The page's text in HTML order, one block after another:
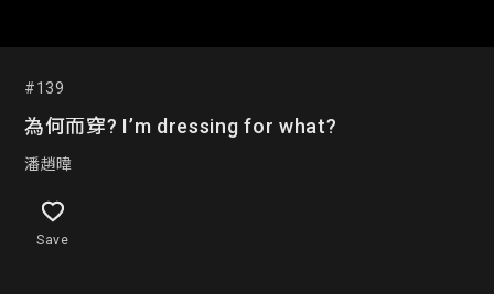
#139
為何而穿? I’m dressing for what?
潘趙暐
Save